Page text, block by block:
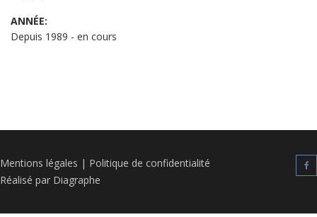
ANNÉE:
Depuis 1989 - en cours
Mentions légales | Politique de confidentialité
Réalisé par Diagraphe